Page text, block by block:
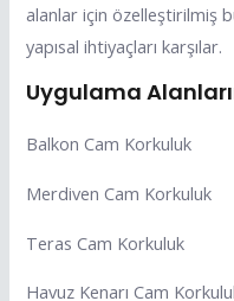
alanlar için özelleştirilmiş
yapısal ihtiyaçları karşılar.
Uygulama
Balkon Cam Korkuluk
Merdiven Cam Korkuluk
Teras Cam Korkuluk
Havuz Kenarı Cam